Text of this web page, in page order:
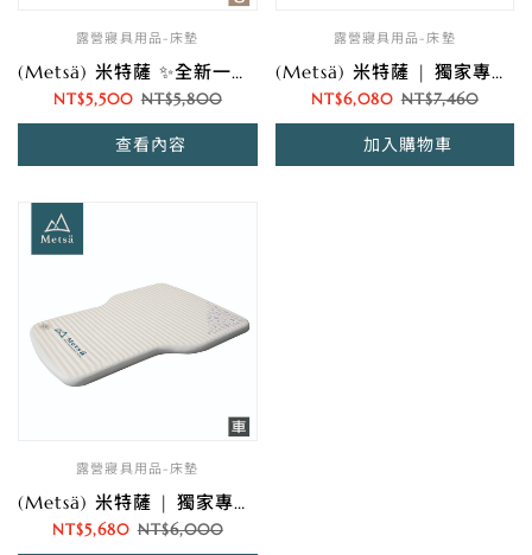
露營寢具用品-床墊
(Metsä) 米特薩 ✨全新一代 | 睡眠新科技✨ 眠月拉絲充氣床-輕柔版(TPU) | 獨家專利 Spider Web 結構設計 | (S)
NT$5,800
NT$5,500
查看內容
露營寢具用品-床墊
(Metsä) 米特薩 | 獨家專利 Spider Web 結構設計 | 眠月車用拉絲充氣床套裝組
NT$7,460
NT$6,080
加入購物車
露營寢具用品-床墊
(Metsä) 米特薩 | 獨家專利 Spider Web 結構設計 | 眠月車用拉絲充氣床
NT$6,000
NT$5,680